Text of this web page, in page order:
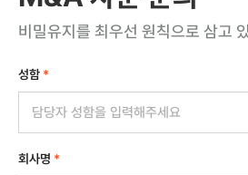
비밀유지를 최우선 원칙으로 삼고
성함 *
회사명 *